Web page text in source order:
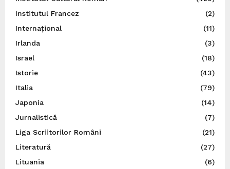
Institutul Francez
(2)
Internațional
(11)
Irlanda
(3)
Israel
(18)
Istorie
(43)
Italia
(79)
Japonia
(14)
Jurnalistică
(7)
Liga Scriitorilor Români
(21)
Literatură
(27)
Lituania
(6)